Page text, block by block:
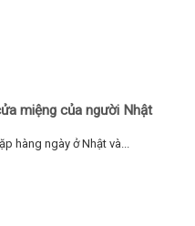
miệng của người Nhật
hàng ngày ở Nhật và...